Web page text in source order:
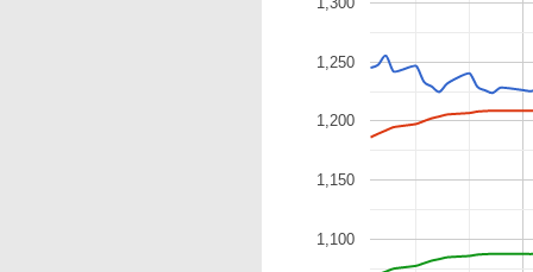
1,100
1,150
1,200
1,250